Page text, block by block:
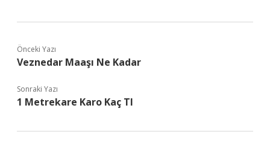
Önceki Yazı
Veznedar Maaşı Ne Kadar
Sonraki Yazı
1 Metrekare Karo Kaç Tl